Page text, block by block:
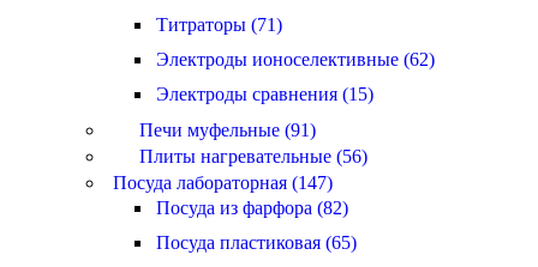
Титраторы (71)
Электроды ионоселективные (62)
Электроды сравнения (15)
Печи муфельные (91)
Плиты нагревательные (56)
Посуда лабораторная (147)
Посуда из фарфора (82)
Посуда пластиковая (65)